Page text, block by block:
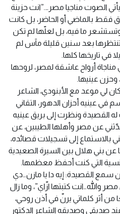
الصوت مناجيا مصر….”انت حزينة
فقط بالماضي أو الحاضر، بل كانت
ما فيه، بل لعلّها لم تكن
بعد سنين قليلة مآس لم
في تاريخها كلها.
أرواح عاشقة لمصر، لروحها
وحزن عينيها.
لي موعد مع الأبنودي، الشاعر
في عينيه أحزان الدهور، التقاني
القصيدة ونظرت إلى بريق عينيه
عن مصر وأهلها الطيبين، عن
بالاستماع إلى تسجيلات قصائده،
عن بني هلال بين السيرة الصعيدية
التي كنت أحفظ معظمها.
القصيدة: إيه دا يا مازن…دي
والله…انت كتبتها ازّاي”، وما زال
أثر كلماتي يرنّ في أذن روحي،
صديقي وصديقه الشاعر الدكتور